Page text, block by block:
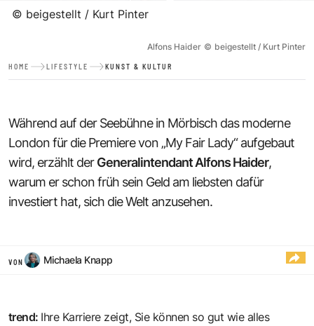
© beigestellt / Kurt Pinter
Alfons Haider © beigestellt / Kurt Pinter
HOME LIFESTYLE KUNST & KULTUR
Während auf der Seebühne in Mörbisch das moderne
London für die Premiere von „My Fair Lady“ aufgebaut
wird, erzählt derGeneralintendant Alfons Haider,
warum er schon früh sein Geld am liebsten dafür
investiert hat, sich die Welt anzusehen.
VON Michaela Knapp
trend: Ihre Karriere zeigt, Sie können so gut wie alles